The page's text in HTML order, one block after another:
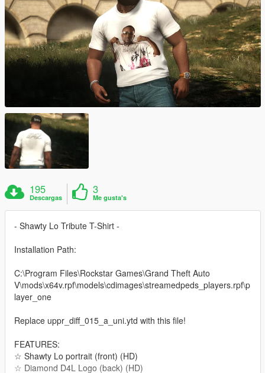
195
Descargas
3
Me gusta's
- Shawty Lo Tribute T-Shirt -
Installation Path:
C:\Program Files\Rockstar Games\Grand Theft Auto
V\mods\x64v.rpf\models\cdimages\streamedpeds_players.rpf\p
layer_one
Replace uppr_diff_015_a_uni.ytd with this file!
FEATURES:
☆ Shawty Lo portrait (front) (HD)
☆ Diamond D4L Logo (back) (HD)